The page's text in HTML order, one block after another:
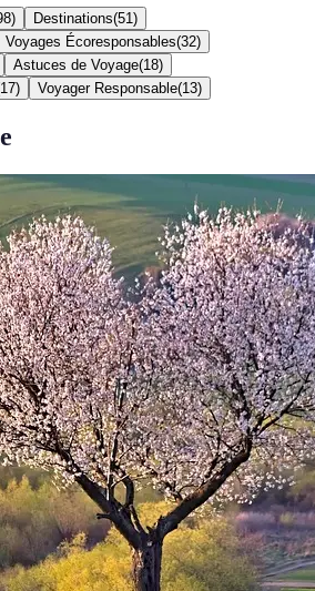
) Destinations(51 )
Voyages Écoresponsables(32)
Astuces de Voyage(18)
17) Voyager Responsable(13)